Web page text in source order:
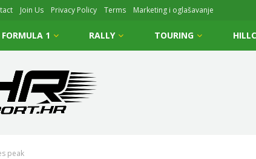
Join Us Privacy Policy Terms Marketing i oglašavanje
FORMULA 1 RALLY TOURING
peak